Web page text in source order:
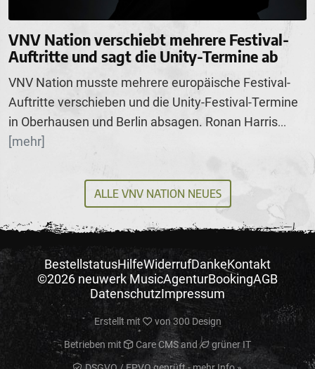
VNV Nation verschiebt mehrere Festival-
Auftritte und sagt die Unity-Termine ab
VNV Nation musste mehrere europäische Festival-
Auftritte verschieben und die Unity-Festival-Termine
in Oberhausen und Berlin absagen. Ronan Harris...
[mehr]
ALLE VNV NATION NEUES
BestellstatusHilfeWiderrufDankeKontakt
©2026 neuwerk MusicAgenturBookingAGB
DatenschutzImpressum
Erstellt mit von300 Design
Betrieben mit Care CMSand grüner IT